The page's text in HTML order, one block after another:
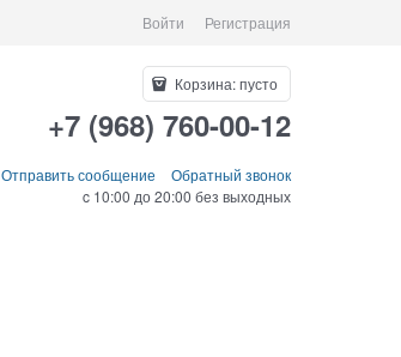
Войти Регистрация
Корзина:пусто
+7 (968) 760-00-12
Отправить сообщение
Обратный звонок
c 10:00 до 20:00 без выходных